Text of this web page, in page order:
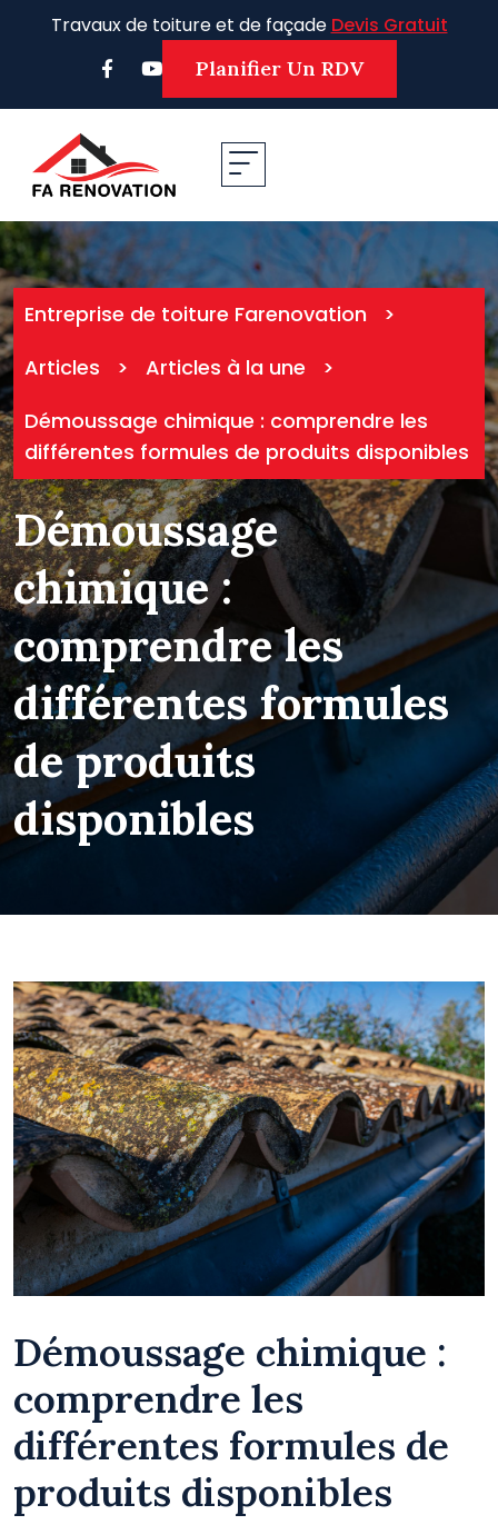
Travaux de toiture et de façade Devis Gratuit
Planifier Un RDV
Entreprise de toiture Farenovation
>
Articles
> Articles à la une
>
Démoussage chimique : comprendre les
différentes formules de produits disponibles
Démoussage
chimique :
comprendre les
différentes formules
de produits
disponibles
Démoussage chimique :
comprendre les
différentes formules de
produits disponibles